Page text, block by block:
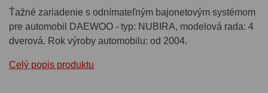
Ťažné zariadenie s odnímateľným bajonetovým systémom
pre automobil DAEWOO - typ: NUBIRA, modelová rada: 4
dverová. Rok výroby automobilu: od 2004.
Celý popis produktu